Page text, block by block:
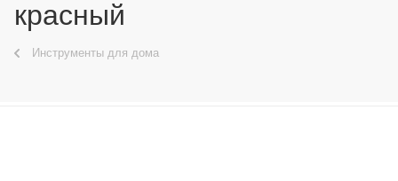
красный
Инструменты для дома